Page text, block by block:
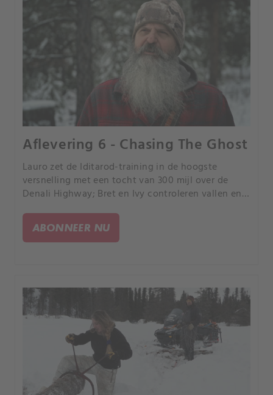
Aflevering 6 - Chasing The Ghost
Lauro zet de Iditarod-training in de hoogste
versnelling met een tocht van 300 mijl over de
Denali Highway; Bret en Ivy controleren vallen en
gelegenheid gebruik om een grote stier neer te
halen.
ABONNEER NU